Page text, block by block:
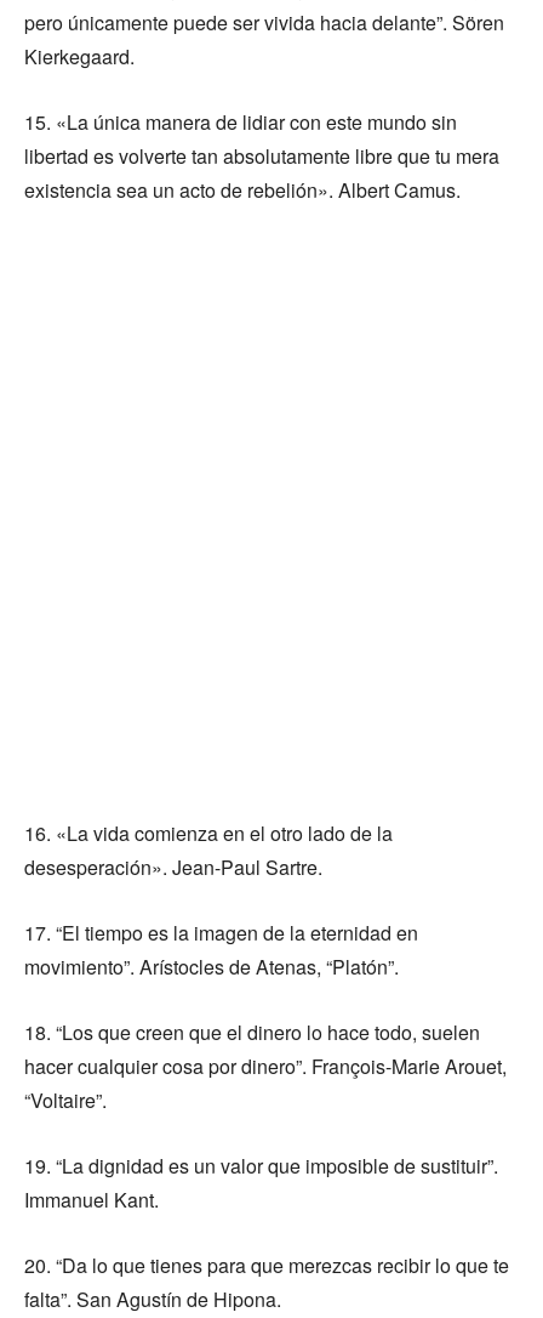
pero únicamente puede ser vivida hacia delante”. Sören
Kierkegaard.
15. «La única manera de lidiar con este mundo sin
libertad es volverte tan absolutamente libre que tu mera
existencia sea un acto de rebelión». Albert Camus.
16. «La vida comienza en el otro lado de la
desesperación». Jean-Paul Sartre.
17. “El tiempo es la imagen de la eternidad en
movimiento”. Arístocles de Atenas, “Platón”.
18. “Los que creen que el dinero lo hace todo, suelen
hacer cualquier cosa por dinero”. François-Marie Arouet,
“Voltaire”.
19. “La dignidad es un valor que imposible de sustituir”.
Immanuel Kant.
20. “Da lo que tienes para que merezcas recibir lo que te
falta”. San Agustín de Hipona.